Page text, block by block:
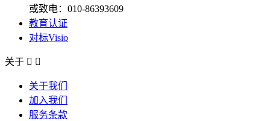
或致电：010-86393609
教育认证
对标Visio
关于  
关于我们
加入我们
服务条款